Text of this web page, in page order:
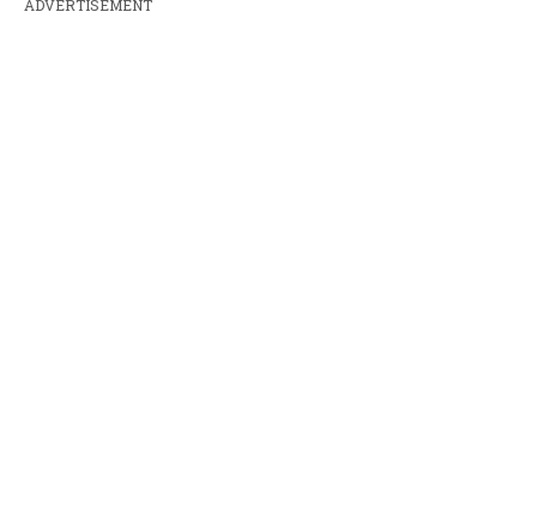
ADVERTISEMENT